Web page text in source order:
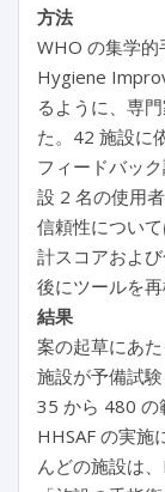
方法
WHO の集学
Hygiene
るように、専
た。42 施設に
フィードバッ
設 2 名の使用
信頼性につい
計スコアおよ
後にツールを
結果
案の起草にあ
施設が予備試
35 から 480 の
HHSAF の実施
んどの施設は